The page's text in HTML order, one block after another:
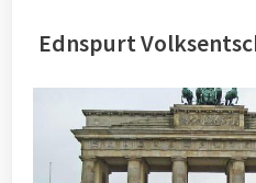
Ednspurt